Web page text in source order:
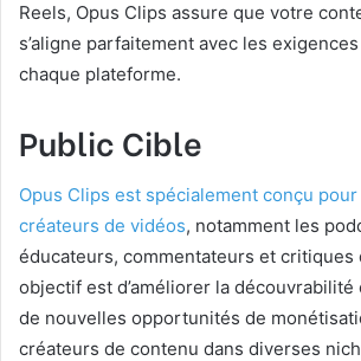
Reels, Opus Clips assure que votre
s’aligne parfaitement avec les
chaque plateforme.
Public Cible
Opus Clips est spécialement conçu
créateurs de vidéos, notamment les
éducateurs, commentateurs et critiques
objectif est d’améliorer la
de nouvelles opportunités de
créateurs de contenu dans diverses